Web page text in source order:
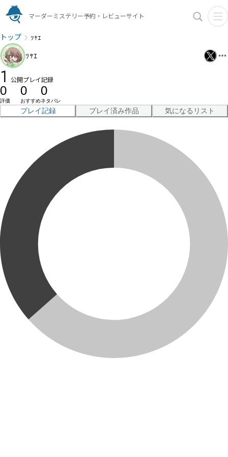
マーダーミステリー予約・レビューサイト
トップ ｯｬｪ
ｯｬｪ
1 公開プレイ記録
0
評価
0
おすすめ
0
ネタバレ
プレイ記録 プレイ済み作品 気になるリスト